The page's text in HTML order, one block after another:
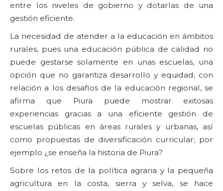
entre los niveles de gobierno y dotarlas de una
gestión eficiente.
La necesidad de atender a la educación en ámbitos
rurales, pues una educación pública de calidad no
puede gestarse solamente en unas escuelas, una
opción que no garantiza desarrollo y equidad; con
relación a los desafíos de la educación regional, se
afirma que Piura puede mostrar exitosas
experiencias gracias a una eficiente gestión de
escuelas públicas en áreas rurales y urbanas, así
como propuestas de diversificación curricular; por
ejemplo ¿se enseña la historia de Piura?
Sobre los retos de la política agraria y la pequeña
agricultura en la costa, sierra y selva, se hace